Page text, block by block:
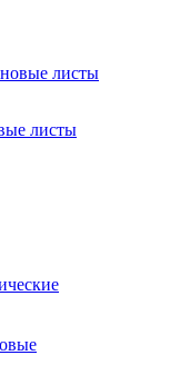
листы
листы